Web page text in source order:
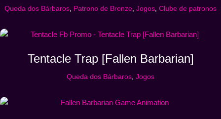
Queda dos Bárbaros Patrono de Bronze Jogos Clube de patronos
Tentacle Trap [Fallen Barbarian]
Queda dos Bárbaros Jogos